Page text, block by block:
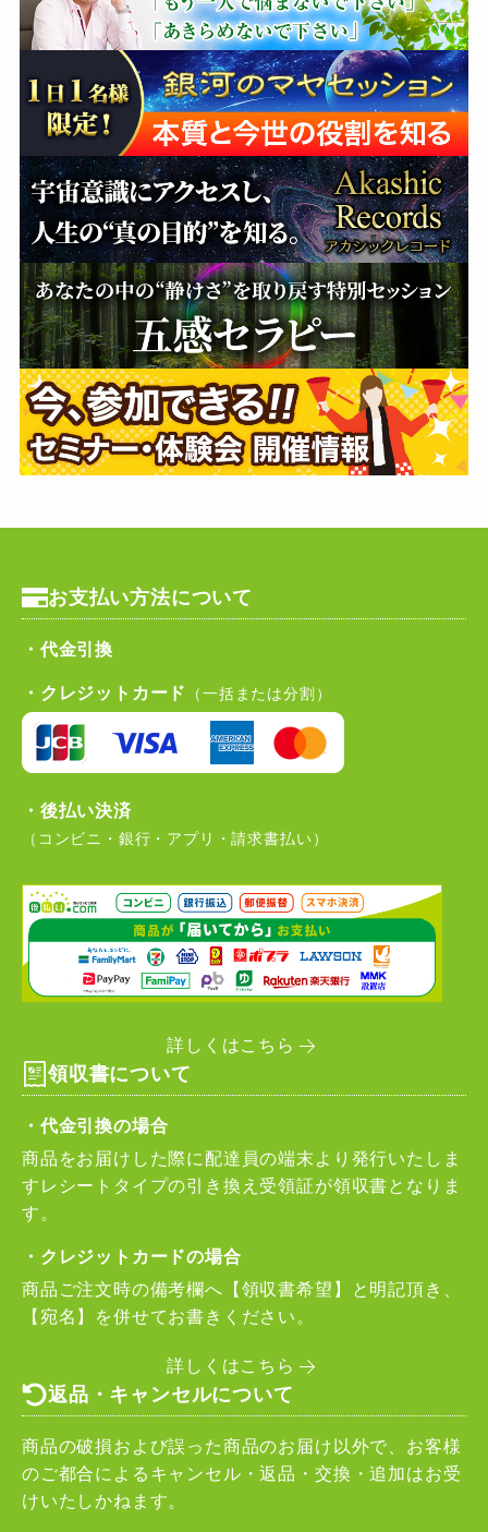
お支払い方法について
・代金引換
・クレジットカード （一括または分割）
・後払い決済
（コンビニ・銀行・アプリ・請求書払い）
詳しくはこちら
領収書について
・代金引換の場合
商品をお届けした際に配達員の端末より発行いたしま
すレシートタイプの引き換え受領証が領収書となりま
す。
・クレジットカードの場合
商品ご注文時の備考欄へ【領収書希望】と明記頂き、
【宛名】を併せてお書きください。
詳しくはこちら
返品・キャンセルについて
商品の破損および誤った商品のお届け以外で、お客様
のご都合によるキャンセル・返品・交換・追加はお受
けいたしかねます。